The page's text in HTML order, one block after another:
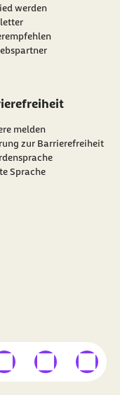
werden
Link:
melden
zur Barrierefreiheit
Sprache
Link
externer Link